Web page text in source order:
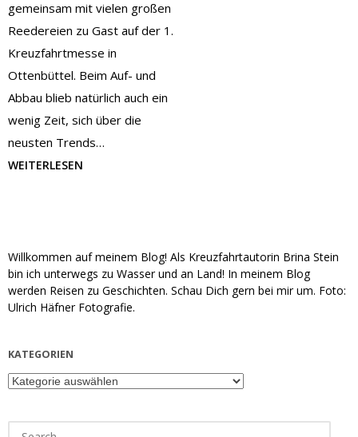
gemeinsam mit vielen großen
Reedereien zu Gast auf der 1.
Kreuzfahrtmesse in
Ottenbüttel. Beim Auf- und
Abbau blieb natürlich auch ein
wenig Zeit, sich über die
neusten Trends…
WEITERLESEN
Willkommen auf meinem Blog! Als Kreuzfahrtautorin Brina Stein
bin ich unterwegs zu Wasser und an Land! In meinem Blog
werden Reisen zu Geschichten. Schau Dich gern bei mir um. Foto:
Ulrich Häfner Fotografie.
KATEGORIEN
Kategorien